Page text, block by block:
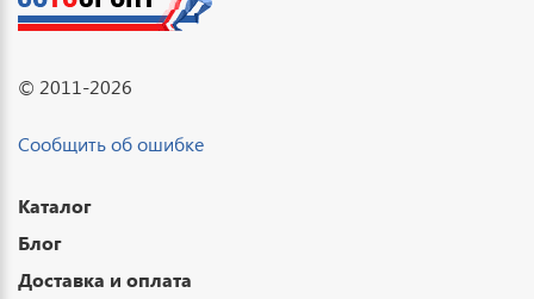
© 2011-2026
Сообщить об ошибке
Каталог
Блог
Доставка и оплата